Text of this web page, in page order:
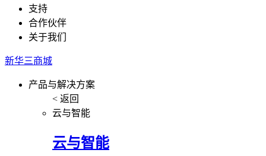
支持
合作伙伴
关于我们
新华三商城
产品与解决方案
< 返回
云与智能
云与智能